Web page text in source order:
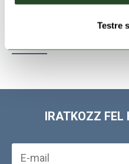
Testre
IRATKOZZ FEL